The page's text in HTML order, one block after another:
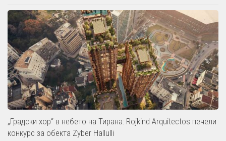
„Градски хор“ в небето на Тирана: Rojkind Arquitectos печели
конкурс за обекта Zyber Hallulli